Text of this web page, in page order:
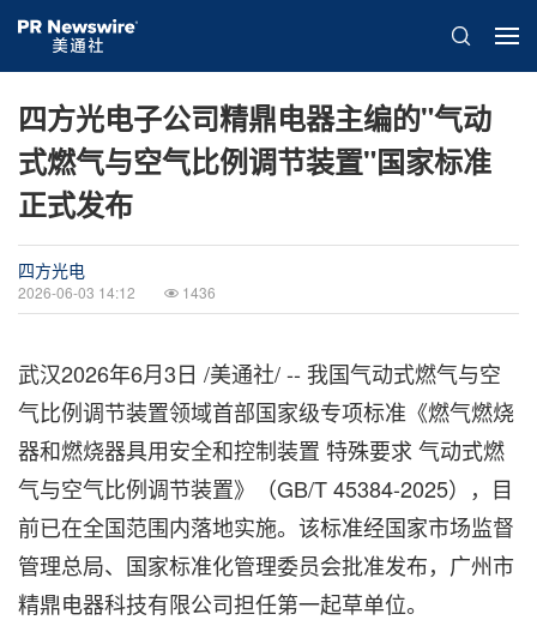
四方光电子公司精鼎电器主编的"气动
式燃气与空气比例调节装置"国家标准
正式发布
四方光电
2026-06-03 14:12 1436
武汉2026年6月3日 /美通社/ -- 我国气动式燃气与空
气比例调节装置领域首部国家级专项标准《燃气燃烧
器和燃烧器具用安全和控制装置 特殊要求 气动式燃
气与空气比例调节装置》（GB/T 45384-2025），目
前已在全国范围内落地实施。该标准经国家市场监督
管理总局、国家标准化管理委员会批准发布，广州市
精鼎电器科技有限公司担任第一起草单位。